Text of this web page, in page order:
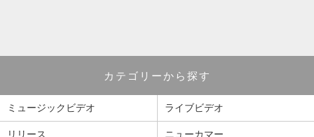
カテゴリーから探す
ミュージックビデオ ライブビデオ
リリース ニューカマー